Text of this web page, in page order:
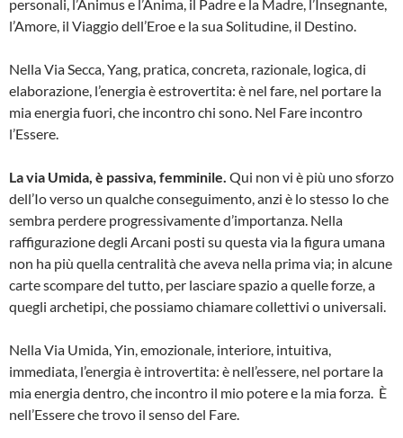
personali, l’Animus e l’Anima, il Padre e la Madre, l’Insegnante,
l’Amore, il Viaggio dell’Eroe e la sua Solitudine, il Destino.
Nella Via Secca, Yang, pratica, concreta, razionale, logica, di
elaborazione, l’energia è estrovertita: è nel fare, nel portare la
mia energia fuori, che incontro chi sono. Nel Fare incontro
l’Essere.
La via Umida, è passiva, femminile. Qui non vi è più uno sforzo
dell’Io verso un qualche conseguimento, anzi è lo stesso Io che
sembra perdere progressivamente d’importanza. Nella
raffigurazione degli Arcani posti su questa via la figura umana
non ha più quella centralità che aveva nella prima via; in alcune
carte scompare del tutto, per lasciare spazio a quelle forze, a
quegli archetipi, che possiamo chiamare collettivi o universali.
Nella Via Umida, Yin, emozionale, interiore, intuitiva,
immediata, l’energia è introvertita: è nell’essere, nel portare la
mia energia dentro, che incontro il mio potere e la mia forza. È
nell’Essere che trovo il senso del Fare.